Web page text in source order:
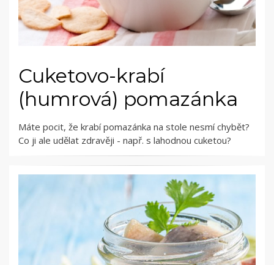
Cuketovo-krabí
(humrová) pomazánka
Máte pocit, že krabí pomazánka na stole nesmí chybět?
Co ji ale udělat zdravěji - např. s lahodnou cuketou?